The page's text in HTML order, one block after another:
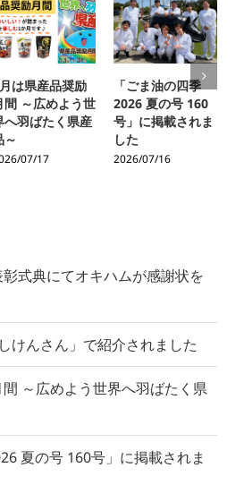
は県産品奨励
間 ～広めよう世
へ羽ばたく県産
～
07/17
「ごま油の四季
2026 夏の号 160
号」に掲載されま
した
2026/07/16
式典にてオキハムが感謝状を
けんさん」で紹介されました
～広めよう世界へ羽ばたく県
夏の号 160号」に掲載されま